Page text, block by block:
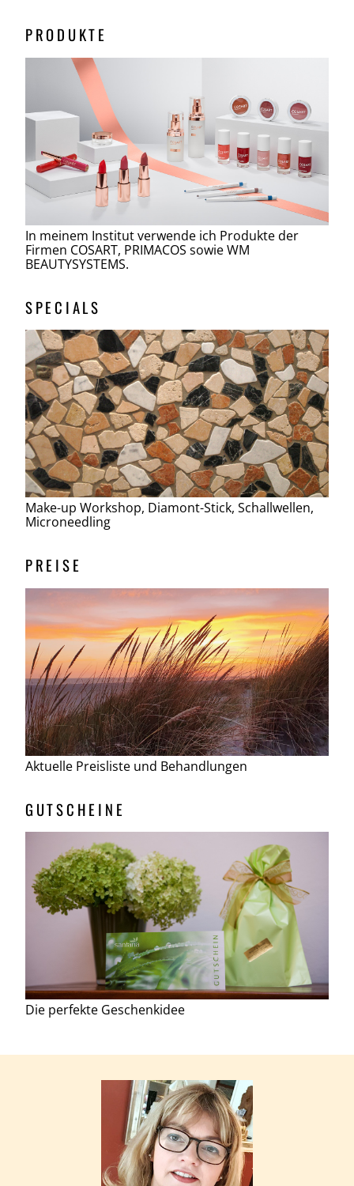
PRODUKTE
In meinem Institut verwende ich Produkte der
Firmen COSART, PRIMACOS sowie WM
BEAUTYSYSTEMS.
SPECIALS
Make-up Workshop, Diamont-Stick, Schallwellen,
Microneedling
PREISE
Aktuelle Preisliste und Behandlungen
GUTSCHEINE
Die perfekte Geschenkidee